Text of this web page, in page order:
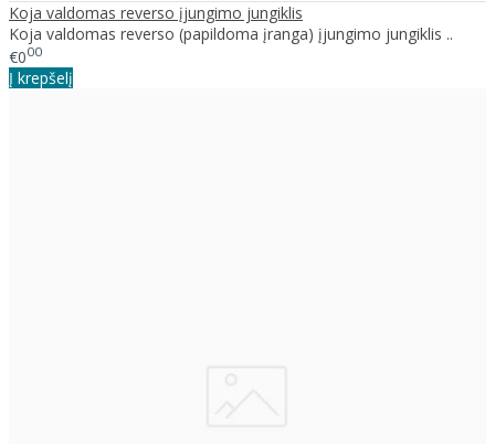
Koja valdomas reverso įjungimo jungiklis
Koja valdomas reverso (papildoma įranga) įjungimo jungiklis ..
€000
Į krepšelį